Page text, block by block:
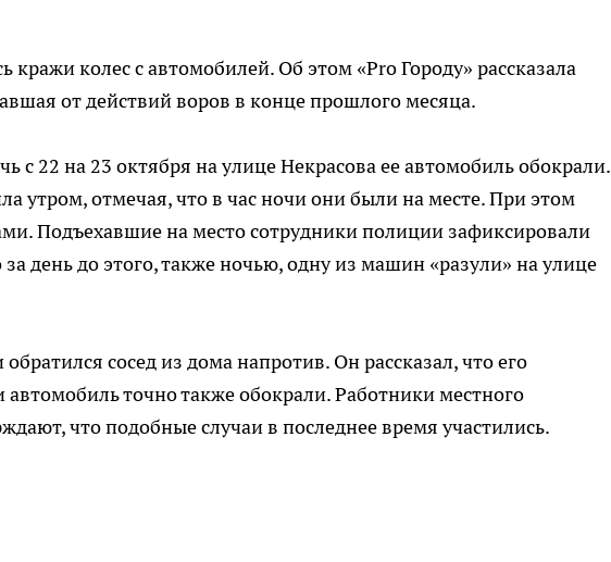
кражи колес с автомобилей. Об этом «Pro Городу» рассказала
от действий воров в конце прошлого месяца.
с 22 на 23 октября на улице Некрасова ее автомобиль обокрали.
утром, отмечая, что в час ночи они были на месте. При этом
Подъехавшие на место сотрудники полиции зафиксировали
день до этого, также ночью, одну из машин «разули» на улице
сосед из дома напротив. Он рассказал, что его
точно также обокрали. Работники местного
что подобные случаи в последнее время участились.